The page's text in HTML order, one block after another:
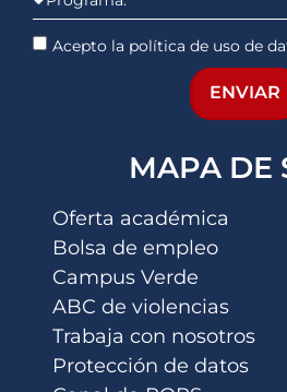
Acepto la política de uso de
ENVIAR
MAPA DE
Oferta académica
Bolsa de empleo
Campus Verde
ABC de violencias
Trabaja con nosotros
Protección de datos